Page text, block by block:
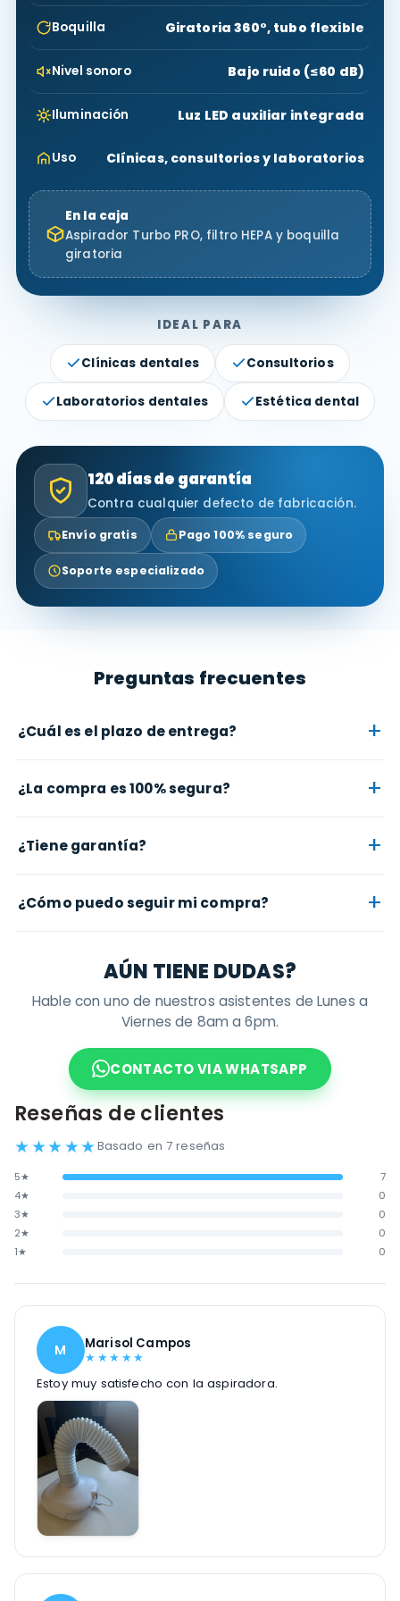
Boquilla Giratoria 360°, tubo flexible
Nivel sonoro Bajo ruido (≤60 dB)
Iluminación Luz LED auxiliar integrada
Uso Clínicas, consultorios y laboratorios
En la caja
Aspirador Turbo PRO, filtro HEPA y boquilla
giratoria
IDEAL PARA
Clínicas dentales Consultorios
Laboratorios dentales Estética dental
120 días de garantía
Contra cualquier defecto de fabricación.
Envío gratis Pago 100% seguro
Soporte especializado
Preguntas frecuentes
¿Cuál es el plazo de entrega? +
¿La compra es 100% segura? +
¿Tiene garantía? +
¿Cómo puedo seguir mi compra? +
AÚN TIENE DUDAS?
Hable con uno de nuestros asistentes de Lunes a
Viernes de 8am a 6pm.
CONTACTO VIA WHATSAPP
Reseñas de clientes
★★★★★Basado en 7 reseñas
5★
7
4★
0
3★
0
2★
0
1★
0
M
Marisol Campos
★ ★★ ★★
Estoy muy satisfecho con la aspiradora.